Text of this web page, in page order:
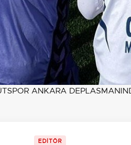
ANKARA
EDİTÖR